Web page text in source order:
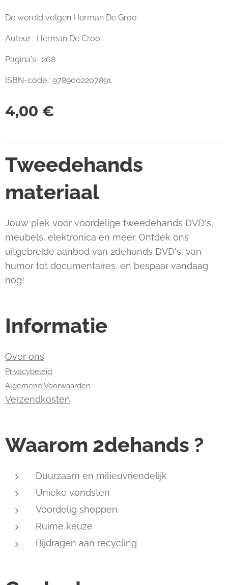
De wereld volgen Herman De Groo
Auteur : Herman De Croo
Pagina's : 268
ISBN-code : 9789002207891
4,00 €
Tweedehands
materiaal
Jouw plek voor voordelige tweedehands DVD's,
meubels, elektronica en meer. Ontdek ons
uitgebreide aanbod van 2dehands DVD's, van
humor tot documentaires, en bespaar vandaag
nog!
Informatie
Over ons
Privacybeleid
Algemene Voorwaarden
Verzendkosten
Waarom 2dehands ?
Duurzaam en milieuvriendelijk
Unieke vondsten
Voordelig shoppen
Ruime keuze
Bijdragen aan recycling